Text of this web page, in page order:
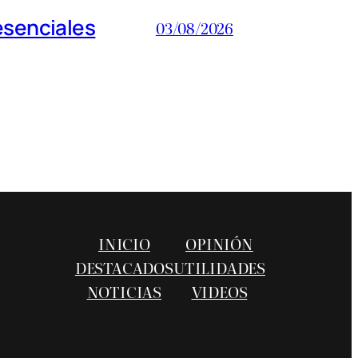
03/08/2026
INICIO
DESTACADOS
NOTICIAS
OPINIÓN
UTILIDADES
VIDEOS